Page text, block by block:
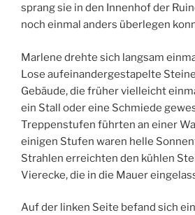
sprang sie in den Innenhof der
noch einmal anders überlegen
Marlene drehte sich langsam
Lose aufeinandergestapelte
Gebäude, die früher vielleicht
ein Stall oder eine Schmiede
Treppenstufen führten an einer
einigen Stufen waren helle
Strahlen erreichten den kühlen
Vierecke, die in die Mauer
Auf der linken Seite befand sich